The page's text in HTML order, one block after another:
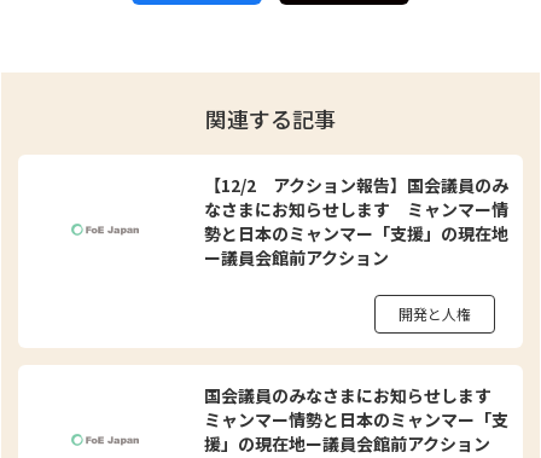
関連する記事
【12/2 アクション報告】国会議員のみ
なさまにお知らせします ミャンマー情
勢と日本のミャンマー「支援」の現在地
ー議員会館前アクション
開発と人権
国会議員のみなさまにお知らせします
ミャンマー情勢と日本のミャンマー「支
援」の現在地ー議員会館前アクション